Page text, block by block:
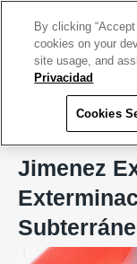
Jimenez
Jimenez
By clicking
cookies on your
site usage, and
Privacidad
Cookies